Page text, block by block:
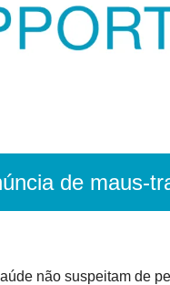
de maus-
não suspeitam de